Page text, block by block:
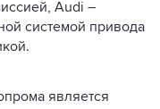
Audi –
системой привода
является